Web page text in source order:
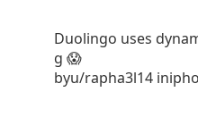
Duolingo uses
g 😱
byu/rapha3l14 in